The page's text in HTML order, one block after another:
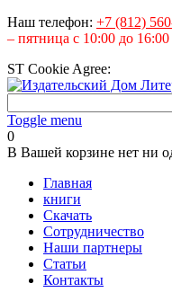
Наш телефон: +7 (812)
– пятница с 10:00 до 16:00
ST Cookie Agree:
Toggle menu
0
В Вашей корзине нет ни
Главная
книги
Скачать
Сотрудничество
Наши партнеры
Статьи
Контакты